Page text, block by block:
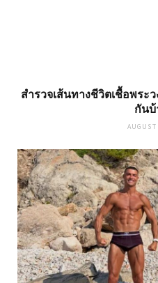
สำรวจเส้นทางชีวิตเชื้อพระ
กันบ้